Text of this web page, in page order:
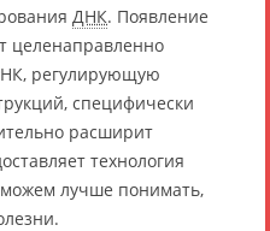
ДНК. Появление
целенаправленно
регулирующую
специфически
расширит
технология
лучше понимать,